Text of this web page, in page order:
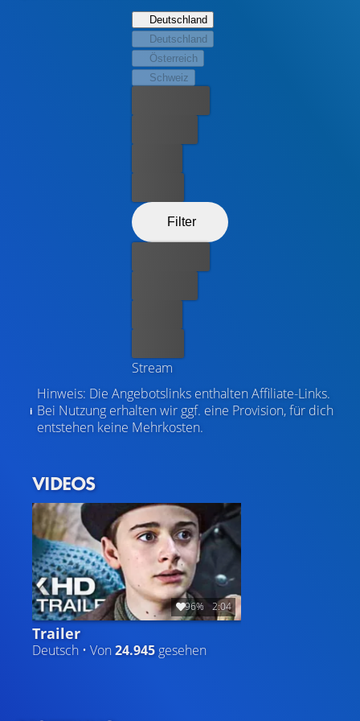
(Frederick Schmidt), der auf der Flucht vor den Nazis von
seiner Tochter getrennt wurde, hütet ein Geheimnis. Als
deutsche Soldaten in die Stadt kommen, spitzt sich die
Lage zu und Jo muss schon bald ein großes Risiko
Deutschland
Deutschland
Österreich
Schweiz
Filter
Stream
Hinweis: Die Angebotslinks enthalten Affiliate-Links.
Bei Nutzung erhalten wir ggf. eine Provision, für dich
entstehen keine Mehrkosten.
VIDEOS
96% 2:04
Trailer
Deutsch • Von24.945 gesehen